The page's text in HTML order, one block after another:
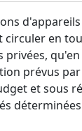
en
prévus
et sous